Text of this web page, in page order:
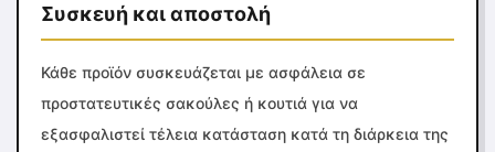
Συσκευή και αποστολή
Κάθε προϊόν συσκευάζεται με ασφάλεια σε
προστατευτικές σακούλες ή κουτιά για να
εξασφαλιστεί τέλεια κατάσταση κατά τη διάρκεια της